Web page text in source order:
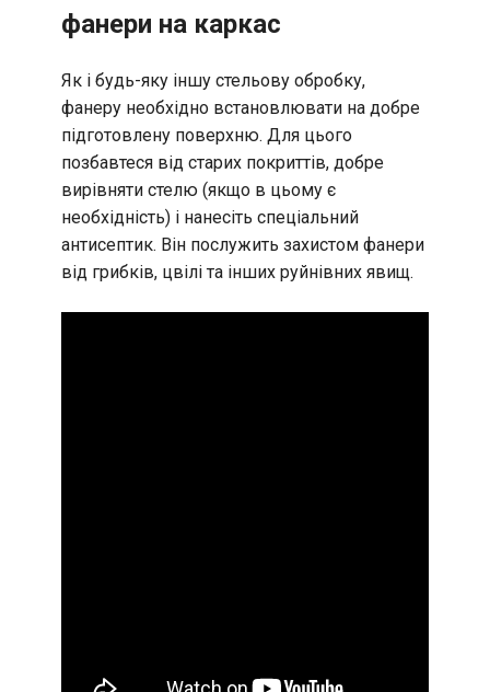
фанери на каркас
Як і будь-яку іншу стельову обробку,
фанеру необхідно встановлювати на добре
підготовлену поверхню. Для цього
позбавтеся від старих покриттів, добре
вирівняти стелю (якщо в цьому є
необхідність) і нанесіть спеціальний
антисептик. Він послужить захистом фанери
від грибків, цвілі та інших руйнівних явищ.